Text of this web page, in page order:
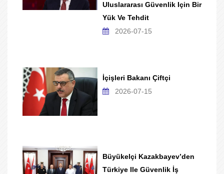
Uluslararası Güvenlik Için Bir
Yük Ve Tehdit
2026-07-15
İçişleri Bakanı Çiftçi
2026-07-15
Büyükelçi Kazakbayev’den
Türkiye Ile Güvenlik İş